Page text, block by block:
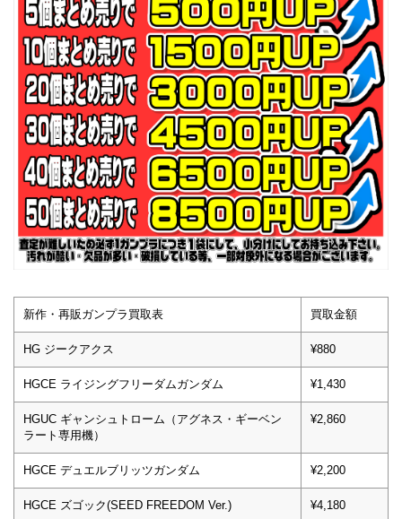
新作・再販ガンプラ買取表 買取金額
HG ジークアクス ¥880
HGCE ライジングフリーダムガンダム ¥1,430
HGUC ギャンシュトローム（アグネス・ギーベン
ラート専用機）
¥2,860
HGCE デュエルブリッツガンダム ¥2,200
HGCE ズゴック(SEED FREEDOM Ver.) ¥4,180